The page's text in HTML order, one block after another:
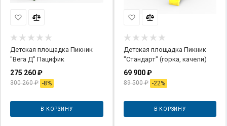
Детская площадка Пикник
"Вега Д" Пацифик
275 260₽
300 260₽ -8%
В КОРЗИНУ
Детская площадка Пикник
"Стандарт" (горка, качели)
69 900₽
89 500₽ -22%
В КОРЗИНУ